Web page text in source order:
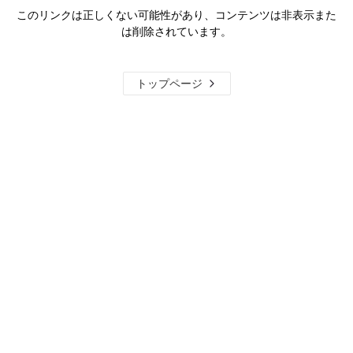
このリンクは正しくない可能性があり、コンテンツは非表示また
は削除されています。
トップページ